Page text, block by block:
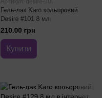
Артикул: desire-101
Гель-лак Karo кольоровий
Desire #101 8 мл
210.00 грн
Купити